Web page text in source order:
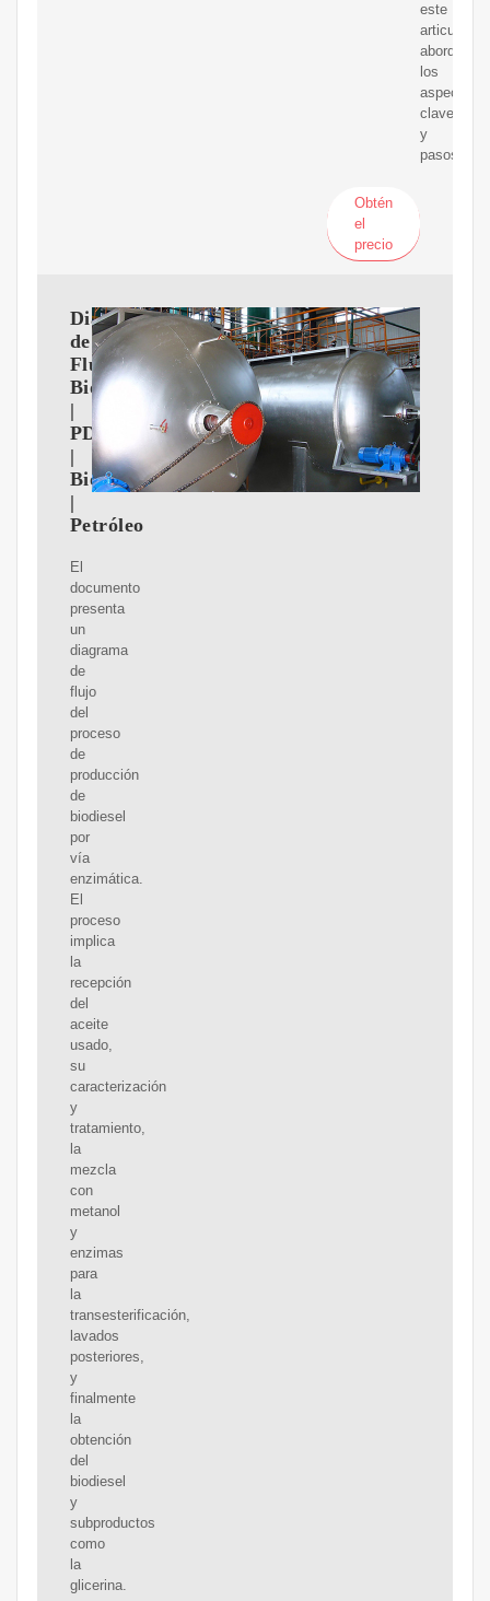
este
articulo
abordamos
los
aspectos
clave
y
pasos
Obtén
el
precio
Diagrama
de
Flujo
Biodiesel
|
PDF
|
Biodiésel
|
Petróleo
El
documento
presenta
un
diagrama
de
flujo
del
proceso
de
producción
de
biodiesel
por
vía
enzimática.
El
proceso
implica
la
recepción
del
aceite
usado,
su
caracterización
y
tratamiento,
la
mezcla
con
metanol
y
enzimas
para
la
transesterificación,
lavados
posteriores,
y
finalmente
la
obtención
del
biodiesel
y
subproductos
como
la
glicerina.